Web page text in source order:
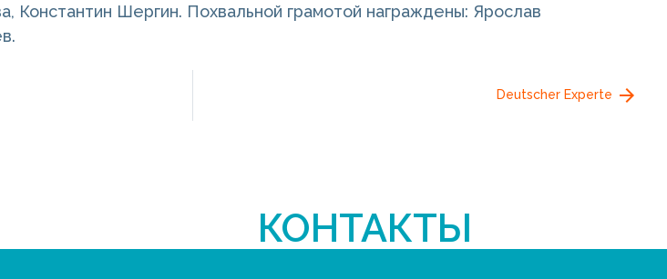
Константин Шергин. Похвальной грамотой награждены: Ярослав
Deutscher Experte
КОНТАКТЫ